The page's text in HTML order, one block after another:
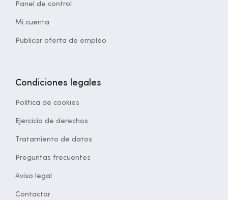
Panel de control
Mi cuenta
Publicar oferta de empleo
Condiciones legales
Política de cookies
Ejercicio de derechos
Tratamiento de datos
Preguntas frecuentes
Aviso legal
Contactar